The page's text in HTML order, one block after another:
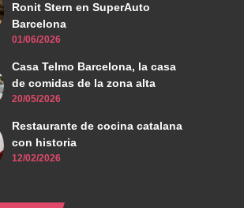
Ronit Stern en SuperAuto
Barcelona
01/06/2026
Casa Telmo Barcelona, la casa
de comidas de la zona alta
20/05/2026
Restaurante de cocina catalana
con historia
12/02/2026